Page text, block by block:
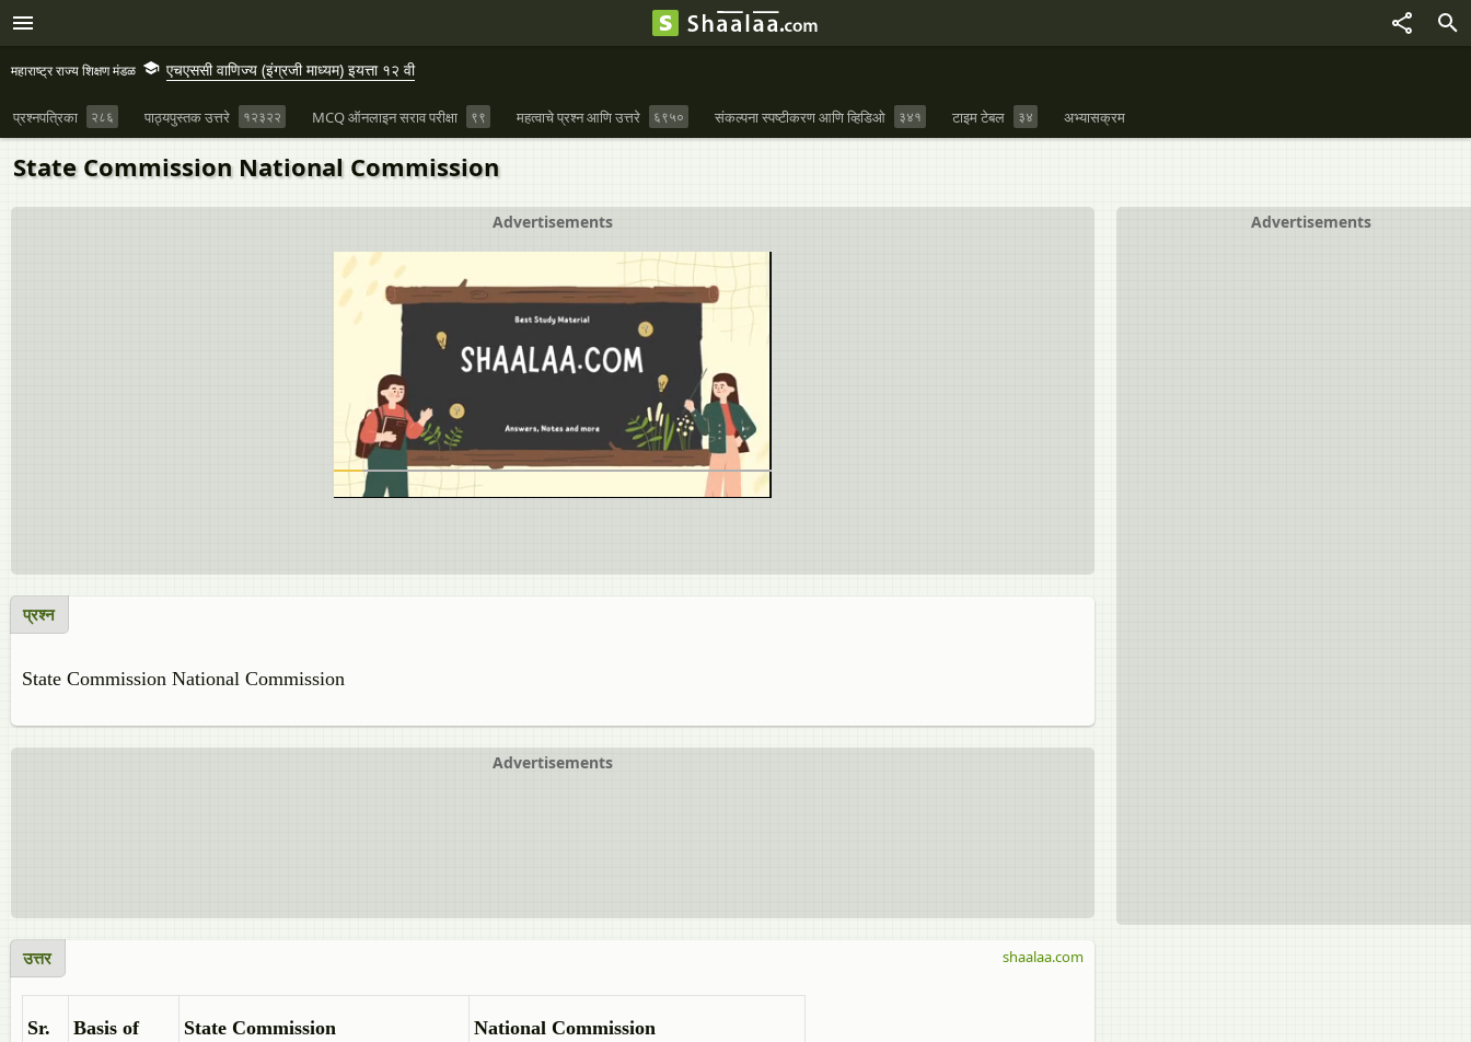
महाराष्ट्र राज्य शिक्षण मंडळ एचएससी वाणिज्य (इंग्रजी माध्यम) इयत्ता १२ वी
प्रश्नपत्रिका २८६ पाठ्यपुस्तक उत्तरे १२३२२ MCQ ऑनलाइन सराव परीक्षा ९९ महत्वाचे प्रश्न आणि उत्तरे ६९५० संकल्पना स्पष्टीकरण आणि व्हिडिओ ३४१ टाइम टेबल ३४ अभ्यासक्रम
State Commission National Commission
Advertisements
Advertisements
प्रश्न
State Commission National Commission
Advertisements
उत्तर
Sr.
Basis of
State Commission National Commission
shaalaa.com